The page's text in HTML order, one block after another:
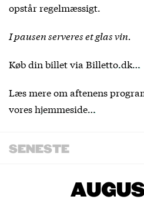
opstår regelmæssigt.
I pausen serveres et glas vin.
Køb din billet via Billetto.dk…
Læs mere om aftenens
voreshjemmeside…
SENESTE